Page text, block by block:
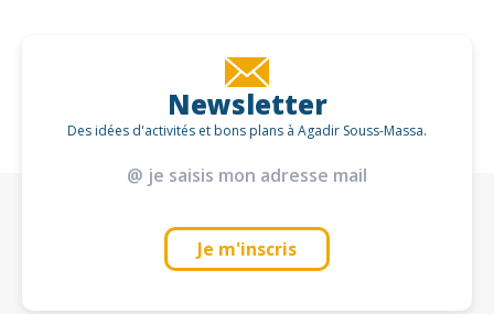
Newsletter
Des idées d'activités et bons plans à Agadir Souss-Massa.
Je m'inscris